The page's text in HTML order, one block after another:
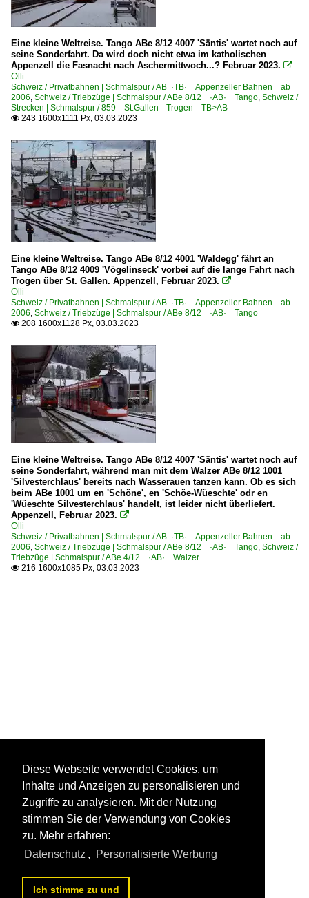
Eine kleine Weltreise. Tango ABe 8/12 4007 'Säntis' wartet noch auf
seine Sonderfahrt. Da wird doch nicht etwa im katholischen
Appenzell die Fasnacht nach Aschermittwoch...? Februar 2023. 
Olli
Schweiz / Privatbahnen | Schmalspur / AB ·TB· Appenzeller Bahnen ab
2006, Schweiz / Triebzüge | Schmalspur / ABe 8/12 ·AB· Tango, Schweiz /
Strecken | Schmalspur / 859 St.Gallen – Trogen TB>AB
 243 1600x1111 Px, 03.03.2023
Eine kleine Weltreise. Tango ABe 8/12 4001 'Waldegg' fährt an
Tango ABe 8/12 4009 'Vögelinseck' vorbei auf die lange Fahrt nach
Trogen über St. Gallen. Appenzell, Februar 2023. 
Olli
Schweiz / Privatbahnen | Schmalspur / AB ·TB· Appenzeller Bahnen ab
2006, Schweiz / Triebzüge | Schmalspur / ABe 8/12 ·AB· Tango
 208 1600x1128 Px, 03.03.2023
Eine kleine Weltreise. Tango ABe 8/12 4007 'Säntis' wartet noch auf
seine Sonderfahrt, während man mit dem Walzer ABe 8/12 1001
'Silvesterchlaus' bereits nach Wasserauen tanzen kann. Ob es sich
beim ABe 1001 um en 'Schöne', en 'Schöe-Wüeschte' odr en
'Wüeschte Silvesterchlaus' handelt, ist leider nicht überliefert.
Appenzell, Februar 2023. 
Olli
Schweiz / Privatbahnen | Schmalspur / AB ·TB· Appenzeller Bahnen ab
2006, Schweiz / Triebzüge | Schmalspur / ABe 8/12 ·AB· Tango, Schweiz /
Triebzüge | Schmalspur / ABe 4/12 ·AB· Walzer
 216 1600x1085 Px, 03.03.2023
Diese Webseite verwendet Cookies, um
Inhalte und Anzeigen zu personalisieren und
Zugriffe zu analysieren. Mit der Nutzung
stimmen Sie der Verwendung von Cookies
zu. Mehr erfahren:
Datenschutz , Personalisierte Werbung
Ich stimme zu und